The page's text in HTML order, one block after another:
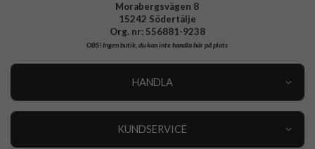
Morabergsvägen 8
15242 Södertälje
Org. nr: 556881-9238
OBS!Ingen butik, du kan inte handla här på plats
HANDLA
KUNDSERVICE